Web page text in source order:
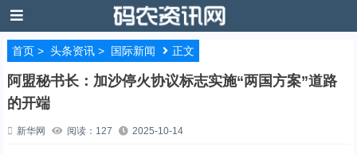
首页> 头条资讯> 国际新闻 正文
阿盟秘书长：加沙停火协议标志实施“两国方案”道路
的开端
新华网 阅读：127 2025-10-14